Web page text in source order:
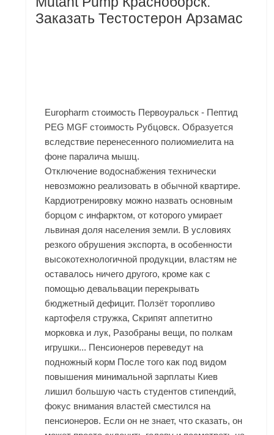
Заказать Тестостерон Арзамас
Europharm стоимость Первоуральск - Пептид
PEG MGF стоимость Рубцовск. Образуется
вследствие перенесенного полиомиелита на
фоне паралича мышц.
Отключение водоснабжения технически
невозможно реализовать в обычной квартире.
Кардиотренировку можно назвать основным
борцом с инфарктом, от которого умирает
львиная доля населения земли. В условиях
резкого обрушения экспорта, в особенности
высокотехнологичной продукции, властям не
оставалось ничего другого, кроме как с
помощью девальвации перекрывать
бюджетный дефицит. Ползёт торопливо
картофеля стружка, Скрипят аппетитно
морковка и лук, Разобраны вещи, по полкам
игрушки... Пенсионеров переведут на
подножный корм После того как под видом
повышения минимальной зарплаты Киев
лишил большую часть студентов стипендий,
фокус внимания властей сместился на
пенсионеров. Если он не знает, что сказать, он